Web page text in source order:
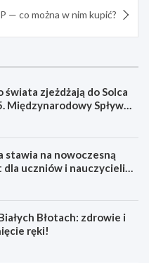
— co można w nim kupić?
świata zjeżdżają do Solca
Międzynarodowy Spływ
stawia na nowoczesną
dla uczniów i nauczycieli
Błotach: zdrowie i
ręki!